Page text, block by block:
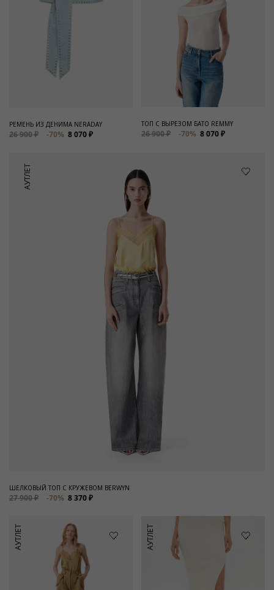
РЕМЕНЬ ИЗ ДЕНИМА NERADAY
26 900 ₽ -70% 8 070 ₽
ТОП С ВЫРЕЗОМ БАТО REMMY
26 900 ₽ -70% 8 070 ₽
АУТЛЕТ
ШЕЛКОВЫЙ ТОП С КРУЖЕВОМ BERWYN
27 900 ₽ -70% 8 370 ₽
АУТЛЕТ АУТЛЕТ